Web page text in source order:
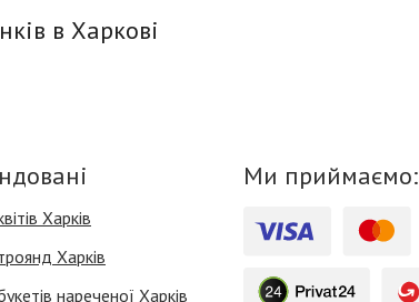
в Харкові
Харків
Харків
нареченої Харків
Ми приймаємо: